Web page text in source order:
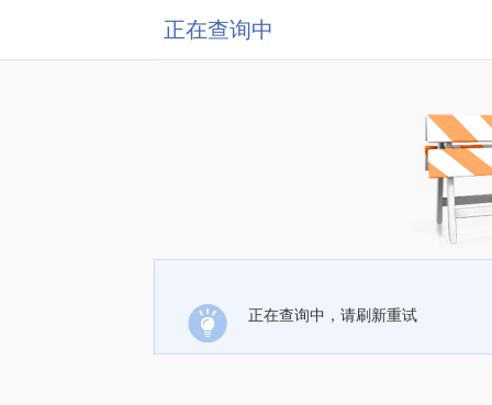
正在查询中
正在查询中，请刷新重试